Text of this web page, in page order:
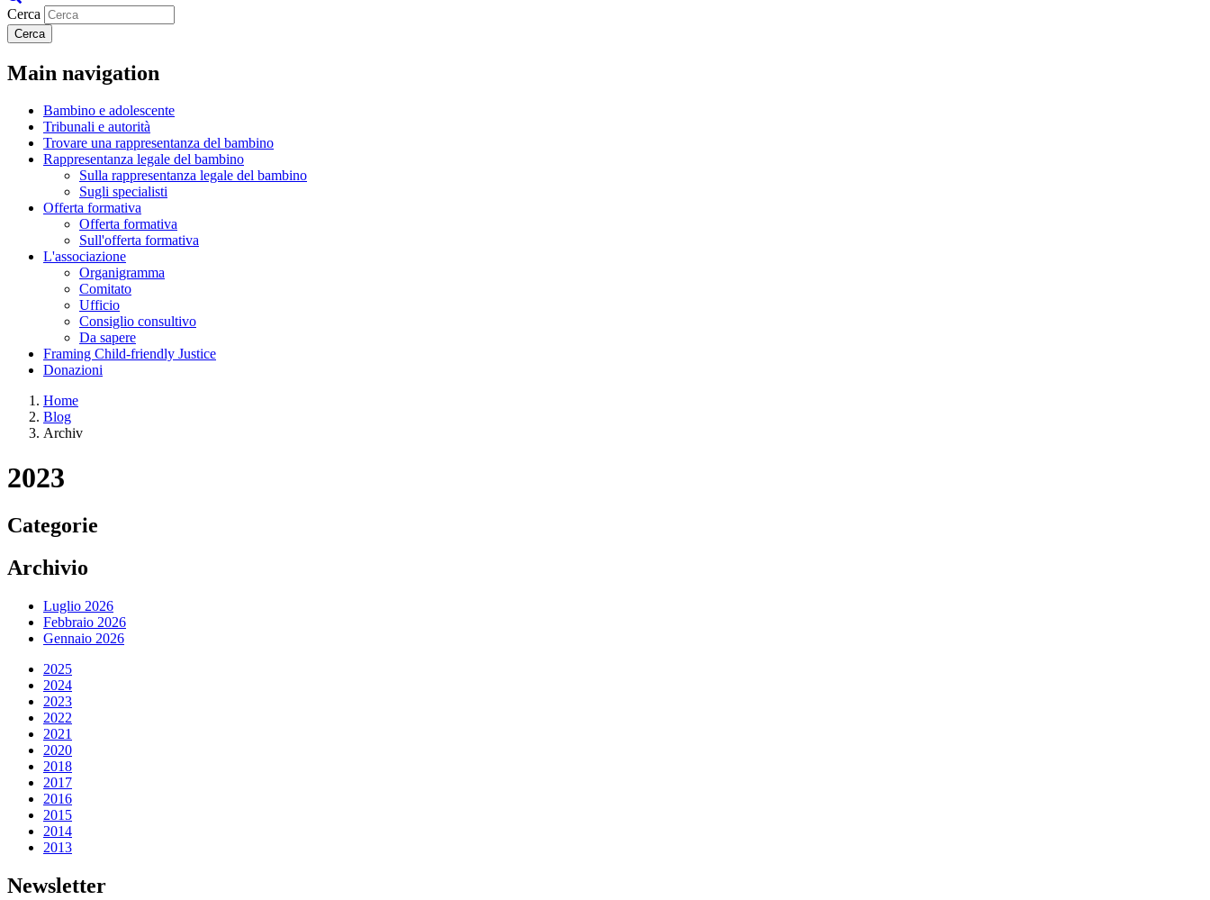
Cerca
Cerca
Main navigation
Bambino e adolescente
Tribunali e autorità
Trovare una rappresentanza del bambino
Rappresentanza legale del bambino
Sulla rappresentanza legale del bambino
Sugli specialisti
Offerta formativa
Offerta formativa
Sull'offerta formativa
L'associazione
Organigramma
Comitato
Ufficio
Consiglio consultivo
Da sapere
Framing Child-friendly Justice
Donazioni
Home
Blog
Archiv
2023
Categorie
Archivio
Luglio 2026
Febbraio 2026
Gennaio 2026
2025
2024
2023
2022
2021
2020
2018
2017
2016
2015
2014
2013
Newsletter